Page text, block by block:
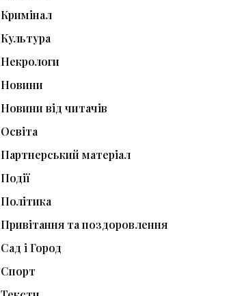
Кримінал
Культура
Некрологи
Новини
Новини від читачів
Освіта
Партнерський матеріал
Події
Політика
Привітання та поздоровлення
Сад і Город
Спорт